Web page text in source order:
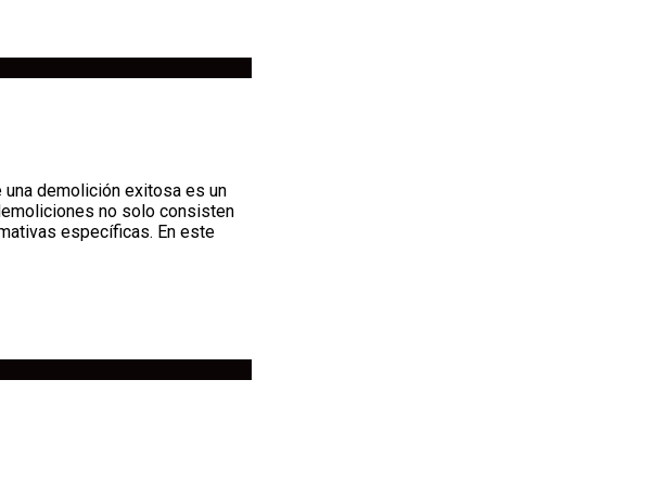
demolición exitosa es un
no solo consisten
específicas. En este